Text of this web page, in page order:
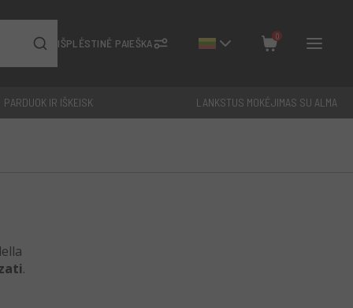
IŠPLĖSTINĖ PAIEŠKA
0
Uždaryti
PARDUOK IR IŠKEISK LANKSTUS MOKĖJIMAS SU ALMA
.